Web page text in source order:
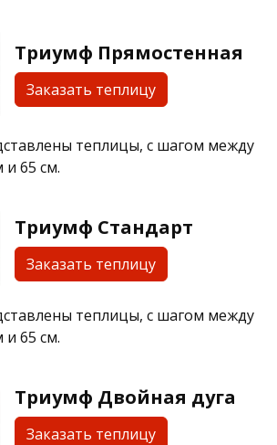
Триумф Прямостенная
Заказать теплицу
теплицы, с шагом между
и 65 см.
Триумф Стандарт
Заказать теплицу
теплицы, с шагом между
и 65 см.
Триумф Двойная дуга
Заказать теплицу